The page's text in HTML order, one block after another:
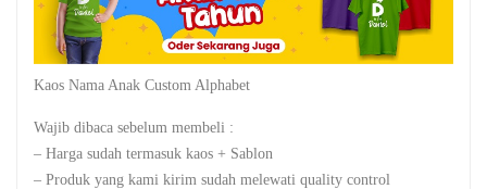
Kaos Nama Anak Custom Alphabet
Wajib dibaca sebelum membeli :
– Harga sudah termasuk kaos + Sablon
– Produk yang kami kirim sudah melewati quality control